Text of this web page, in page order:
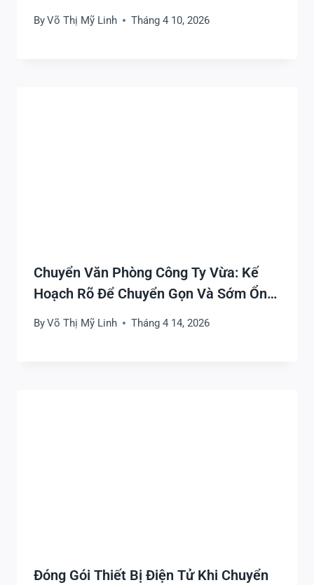
ByVõ Thị Mỹ Linh Tháng 4 10, 2026
Chuyển Văn Phòng Công Ty Vừa: Kế
Hoạch Rõ Để Chuyển Gọn Và Sớm Ổn
Định Làm Việc
ByVõ Thị Mỹ Linh Tháng 4 14, 2026
Đóng Gói Thiết Bị Điện Tử Khi Chuyển